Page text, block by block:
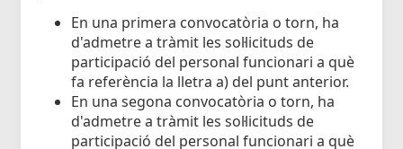
En una primera convocatòria o torn, ha
d'admetre a tràmit les sol·licituds de
participació del personal funcionari a què
fa referència la lletra a) del punt anterior.
En una segona convocatòria o torn, ha
d'admetre a tràmit les sol·licituds de
participació del personal funcionari a què